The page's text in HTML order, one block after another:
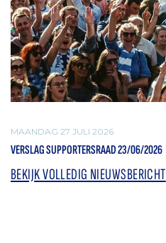
MAANDAG 27 JULI 2026
VERSLAG SUPPORTERSRAAD 23/06/2026
BEKIJK VOLLEDIG NIEUWSBERICHT